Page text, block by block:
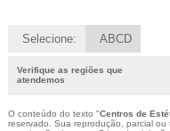
Selecione: ABCD
Verifique as regiões que
atendemos
O conteúdo do texto "Centros de
reservado. Sua reprodução, parcial